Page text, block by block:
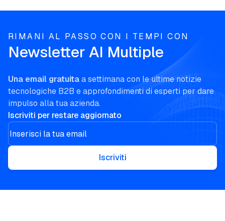
RIMANI AL PASSO CON I TEMPI CON
Newsletter AI Multiple
Una email gratuitaa settimana con le ultime notizie
tecnologiche B2B e approfondimenti di esperti per dare
impulso alla tua azienda.
Iscriviti per restare aggiornato
Iscriviti